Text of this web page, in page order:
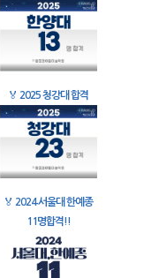
🏅 2025 청강대 합격
🏅 2024 서울대 한예종
11명합격!!